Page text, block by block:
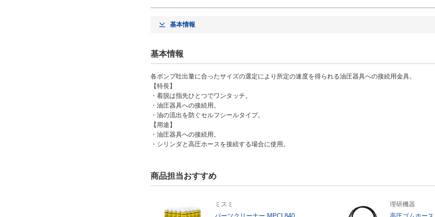
基本情報
基本情報
各ポンプ吐出量に合ったサイズの選定により所定の速度を得られる油圧器具への接続用金具。
【特長】
・着脱は指先ひとつでワンタッチ。
・油圧器具への接続用。
・油の流出を防ぐセルフシールタイプ。
【用途】
・油圧器具への接続用。
・シリンダと高圧ホースを接続する場合に使用。
商品担当おすすめ
ミスミ
理研機器